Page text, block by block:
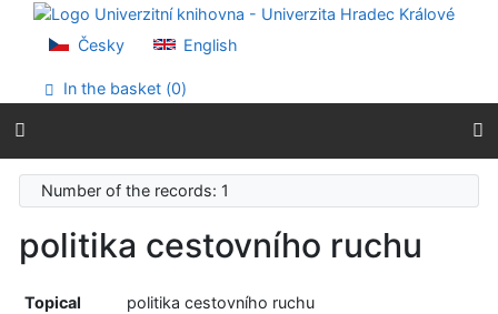
Go to content
Go to menu
Accessibility declaration
Česky English
In the basket (0)
Number of the records: 1
politika cestovního ruchu
Topical
politika cestovního ruchu